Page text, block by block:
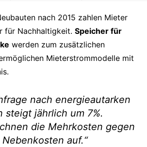
nach 2015 zahlen Mieter
für Nachhaltigkeit. Speicher für
werden zum zusätzlichen
Mieterstrommodelle mit
nach energieautarken
steigt jährlich um 7%.
die Mehrkosten gegen
auf.“